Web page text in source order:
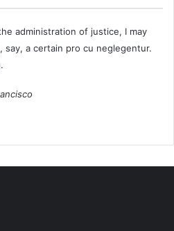
administration of justice, I may
say, a certain pro cu neglegentur.